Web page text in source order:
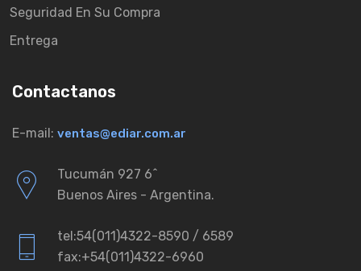
Seguridad En Su Compra
Entrega
Contactanos
E-mail: ventas@ediar.com.ar
Tucumán 927 6ˆ
Buenos Aires - Argentina.
tel:54(011)4322-8590 / 6589
fax:+54(011)4322-6960